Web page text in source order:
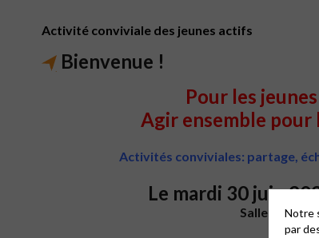
Activité conviviale des jeunes actifs
Bienvenue !
Pour les
Agir ensemble pour
Activités conviviales: partage,
Le mardi 30 juin
Salle Galland
Notre
par